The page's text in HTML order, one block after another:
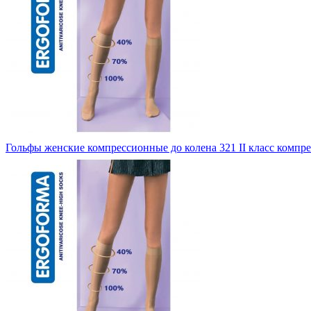
Гольфы женские компрессионные до колена 321 II класс